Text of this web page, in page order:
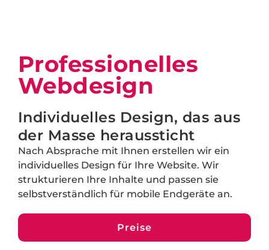
Professionelles
Webdesign
Individuelles Design, das aus
der Masse heraussticht
Nach Absprache mit Ihnen erstellen wir ein
individuelles Design für Ihre Website. Wir
strukturieren Ihre Inhalte und passen sie
selbstverständlich für mobile Endgeräte an.
Preise